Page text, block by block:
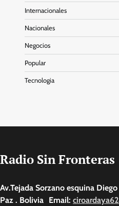
Internacionales
Nacionales
Negocios
Popular
Tecnologia
Radio Sin Fronteras
Av.Tejada Sorzano esquina
Paz . Bolivia Email: